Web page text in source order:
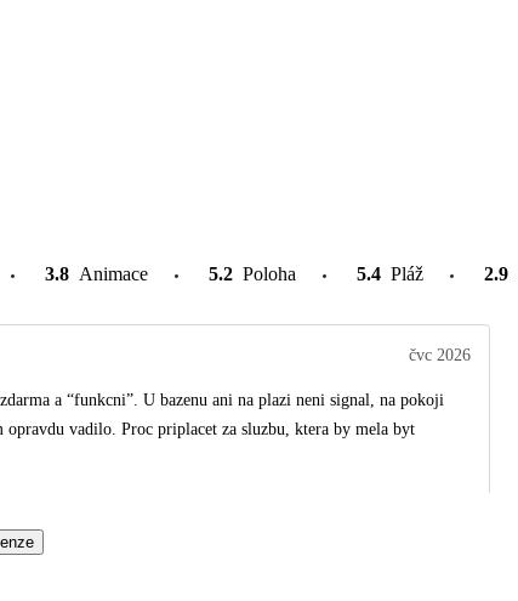
3.8 Animace 5.2 Poloha 5.4 Pláž 2.9
čvc 2026
a “funkcni”. U bazenu ani na plazi neni signal, na pokoji
opravdu vadilo. Proc priplacet za sluzbu, ktera by mela byt